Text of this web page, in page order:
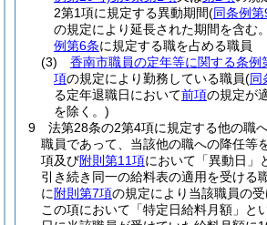
2第1項に規定する異動期間(同条例
の規定により延長された期間を含む
例第6条に規定する職を占める職員
(3)
香南市職員の定年等に関する条例
項の規定により勤務している職員(同
る定年退職日において前項の規定が
を除く。)
9
法第28条の2第4項に規定する他の職
職員であって、当該他の職への降任等
項及び附則第11項において「異動日」
引き続き同一の給料表の適用を受ける
に 附則第7項の規定により当該職員の
この項において「特定日給料月額」と